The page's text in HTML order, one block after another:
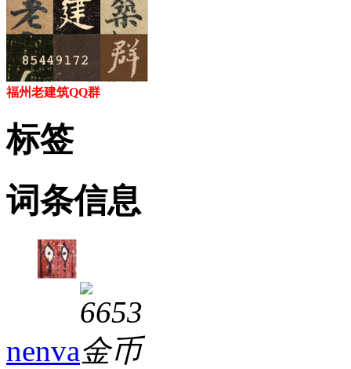
福州老建筑QQ群
标签
词条信息
nenva